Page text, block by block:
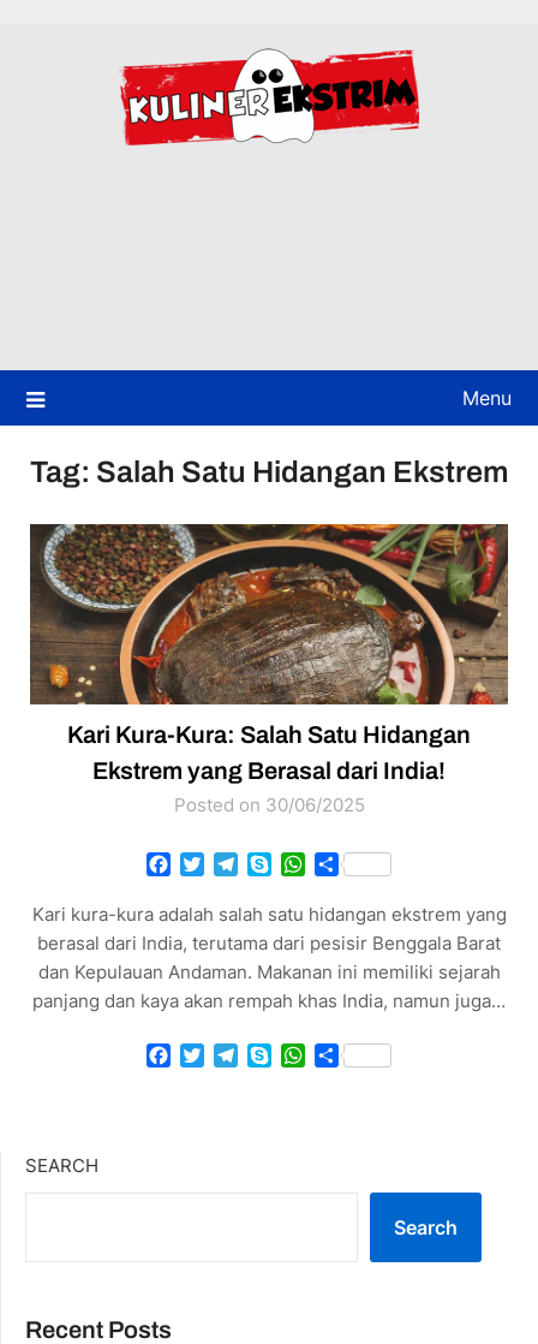
Menu
Tag: Salah Satu Hidangan Ekstrem
Kari Kura-Kura: Salah Satu Hidangan
Ekstrem yang Berasal dari India!
Posted on 30/06/2025
Facebook
TwitterTelegram
SkypeWhatsApp
Share
Kari kura-kura adalah salah satu hidangan ekstrem yang
berasal dari India, terutama dari pesisir Benggala Barat
dan Kepulauan Andaman. Makanan ini memiliki sejarah
panjang dan kaya akan rempah khas India, namun juga…
Facebook
TwitterTelegram
SkypeWhatsApp
Share
SEARCH
Search
Recent Posts